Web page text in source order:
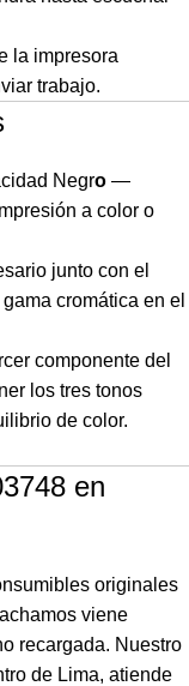
la impresora
trabajo.
Negro —
a color o
junto con el
cromática en el
componente del
los tres tonos
de color.
en
originales
viene
recargada. Nuestro
de Lima, atiende